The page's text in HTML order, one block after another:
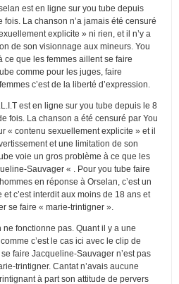
est en ligne sur you tube depuis
La chanson n’a jamais été censuré
explicite » ni rien, et il n’y a
de son visionnage aux mineurs. You
que les femmes aillent se faire
comme pour les juges, faire
c’est de la liberté d’expression.
est en ligne sur you tube depuis le 8
fois. La chanson a été censuré par You
« contenu sexuellement explicite » et il
et une limitation de son
voie un gros problème à ce que les
Sauvager « . Pour you tube faire
en réponse à Orselan, c’est un
c’est interdit aux moins de 18 ans et
se faire « marie-trintigner ».
fonctionne pas. Quant il y a une
c’est le cas ici avec le clip de
faire Jacqueline-Sauvager n’est pas
trintigner. Cantat n’avais aucune
à part son attitude de pervers